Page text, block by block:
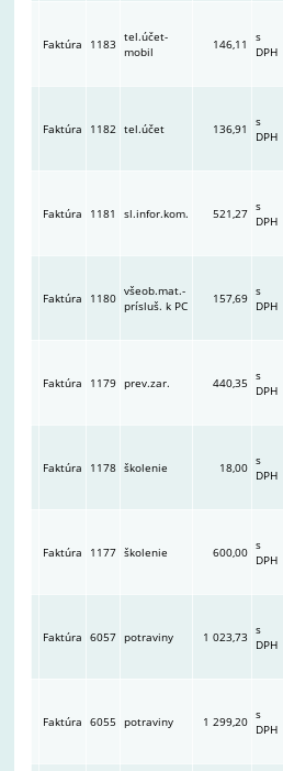
Faktúra 1183 tel.účet-
mobil
146,11
s
DPH
Faktúra 1182 tel.účet 136,91
s
DPH
Faktúra 1181 sl.infor.kom. 521,27 s
DPH
Faktúra 1180 všeob.mat.-
prísluš. k PC
157,69 s
DPH
Faktúra 1179 prev.zar. 440,35 s
DPH
Faktúra 1178 školenie 18,00 s
DPH
Faktúra 1177 školenie 600,00 s
DPH
Faktúra 6057 potraviny 1 023,73 s
DPH
Faktúra 6055 potraviny 1 299,20 s
DPH